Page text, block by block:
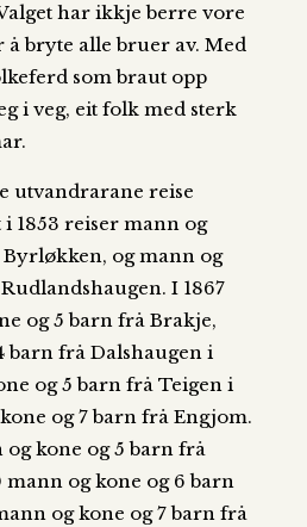
har ikkje berre vore
å bryte alle bruer av. Med
som braut opp
i veg, eit folk med sterk
utvandrarane reise
1853 reiser mann og
og mann og
I 1867
og 5 barn frå Brakje,
barn frå Dalshaugen i
og 5 barn frå Teigen i
og 7 barn frå Engjom.
kone og 5 barn frå
og kone og 6 barn
og kone og 7 barn frå